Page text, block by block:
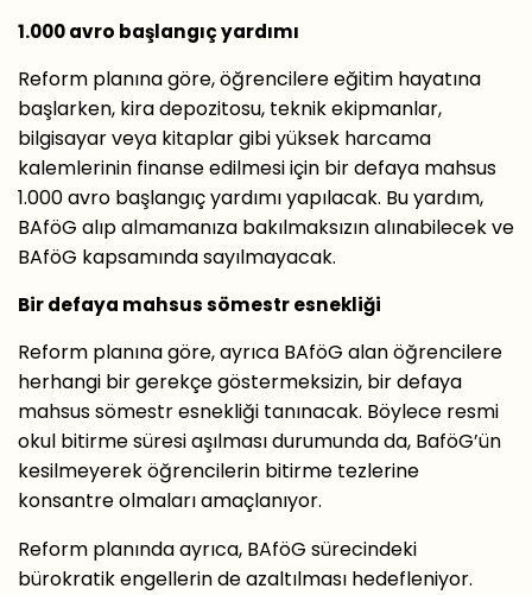
1.000 avro başlangıç ​​yardımı
Reform planına göre, öğrencilere eğitim hayatına
başlarken, kira depozitosu, teknik ekipmanlar,
bilgisayar veya kitaplar gibi yüksek harcama
kalemlerinin finanse edilmesi için bir defaya mahsus
1.000 avro başlangıç ​​yardımı yapılacak. Bu yardım,
BAföG alıp almamanıza bakılmaksızın alınabilecek ve
BAföG kapsamında sayılmayacak.
Bir defaya mahsus sömestr esnekliği
Reform planına göre, ayrıca BAföG alan öğrencilere
herhangi bir gerekçe göstermeksizin, bir defaya
mahsus sömestr esnekliği tanınacak. Böylece resmi
okul bitirme süresi aşılması durumunda da, BaföG’ün
kesilmeyerek öğrencilerin bitirme tezlerine
konsantre olmaları amaçlanıyor.
Reform planında ayrıca, BAföG sürecindeki
bürokratik engellerin de azaltılması hedefleniyor.